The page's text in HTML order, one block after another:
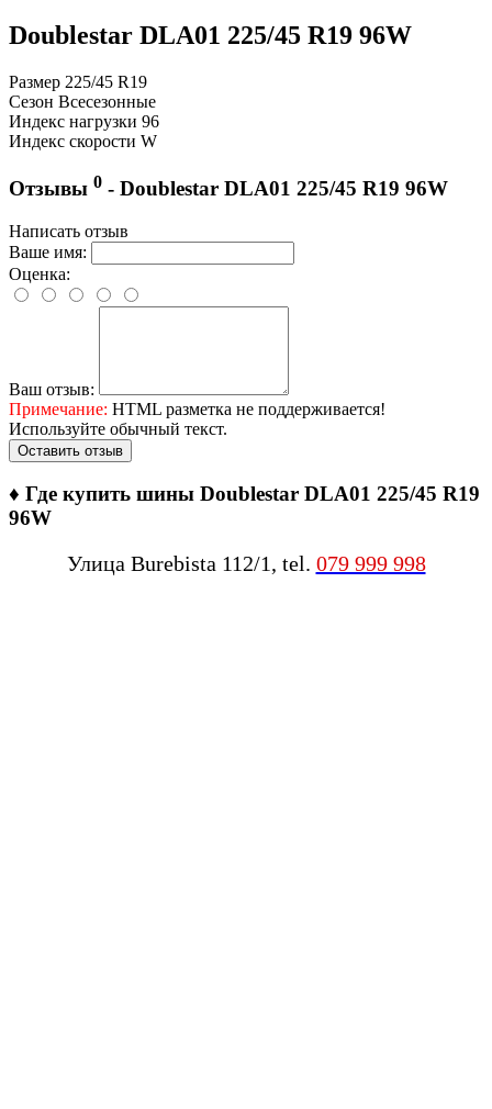
Doublestar DLA01 225/45 R19 96W
Размер 225/45 R19
Сезон Всесезонные
Индекс нагрузки 96
Индекс скорости W
Отзывы 0 - Doublestar DLA01 225/45 R19 96W
Написать отзыв
Ваше имя:
Оценка:
Ваш отзыв:
Примечание: HTML разметка не поддерживается!
Используйте обычный текст.
Оставить отзыв
♦ Где купить шины Doublestar DLA01 225/45 R19
96W
Улица Burebista 112/1, tel. 079 999 998